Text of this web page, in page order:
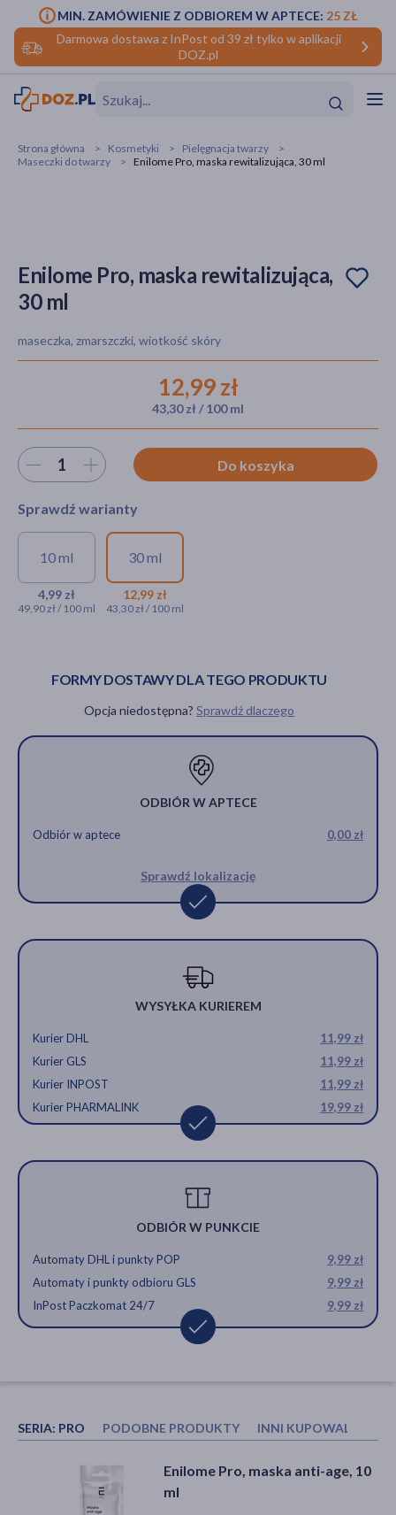
Darmowa dostawa z InPost od 39 zł tylko w aplikacji
DOZ.pl
MIN. ZAMÓWIENIE Z ODBIOREM W APTECE: 25 ZŁ
Hit
Hit
Strona główna Kosmetyki
Pielęgnacja twarzy
Maseczki do twarzy
Enilome Pro, maska rewitalizująca, 30 ml
Enilome Pro, maska rewitalizująca,
30 ml
maseczka, zmarszczki, wiotkość skóry
12,99 zł
43,30 zł / 100 ml
Wybierz ilość Do koszyka
Sprawdź warianty
10 ml
4,99 zł
49,90 zł / 100 ml
Enilome Pro, maska
rewitalizująca, 10 ml
30 ml
12,99 zł
43,30 zł / 100 ml
FORMY DOSTAWY DLA TEGO PRODUKTU
Opcja niedostępna? Sprawdź dlaczego
ODBIÓR W APTECE
Odbiór w aptece 0,00 zł
Sprawdź lokalizację
WYSYŁKA KURIEREM
Kurier DHL
11,99 zł
Kurier GLS
11,99 zł
Kurier INPOST
11,99 zł
Kurier PHARMALINK
19,99 zł
ODBIÓR W PUNKCIE
Automaty DHL i punkty POP
9,99 zł
Automaty i punkty odbioru GLS
9,99 zł
InPost Paczkomat 24/7
9,99 zł
SERIA: PRO PODOBNE PRODUKTY INNI KUPOWALI
L`Biotica Lifting Strefy Y, Maska
do twarzy ujędrniająca,
Enilome Pro, maska liftingująca,
30 ml
Enilome Pro, maska anti-age, 10
ml